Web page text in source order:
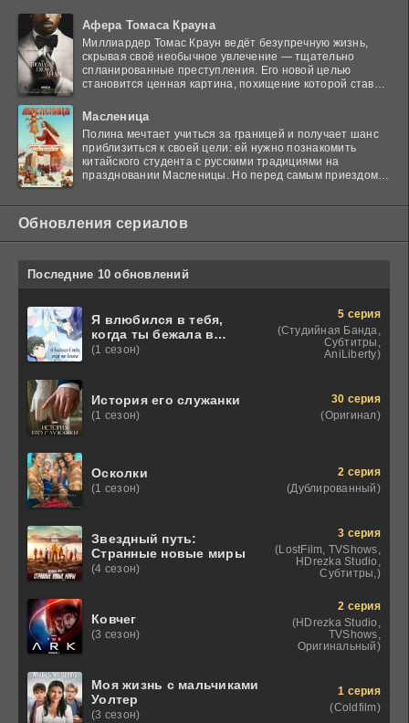
Афера Томаса Крауна
Миллиардер Томас Краун ведёт безупречную жизнь,
скрывая своё необычное увлечение — тщательно
спланированные преступления. Его новой целью
становится ценная картина, похищение которой ставит
Масленица
Полина мечтает учиться за границей и получает шанс
приблизиться к своей цели: ей нужно познакомить
китайского студента с русскими традициями на
праздновании Масленицы. Но перед самым приездом
Обновления сериалов
Последние 10 обновлений
Я влюбился в тебя,
когда ты бежала в
лунной ночи
(1 сезон)
5 серия
(Студийная Банда,
Субтитры,
AniLiberty)
История его служанки
(1 сезон)
30 серия
(Оригинал)
Осколки
(1 сезон)
2 серия
(Дублированный)
Звездный путь:
Странные новые миры
(4 сезон)
3 серия
(LostFilm, TVShows,
HDrezka Studio,
Субтитры,)
Ковчег
(3 сезон)
2 серия
(HDrezka Studio,
TVShows,
Оригинальный)
Моя жизнь с мальчиками
Уолтер
(3 сезон)
1 серия
(Coldfilm)